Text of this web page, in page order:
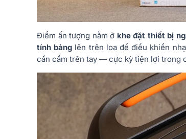
Điểm ấn tượng nằm ở khe đặt thiết bị
tính bảng lên trên loa để điều khiển
cần cầm trên tay — cực kỳ tiện lợi trong